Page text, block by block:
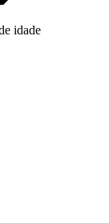
idade